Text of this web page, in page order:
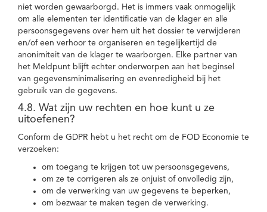
niet worden gewaarborgd. Het is immers vaak onmogelijk
om alle elementen ter identificatie van de klager en alle
persoonsgegevens over hem uit het dossier te verwijderen
en/of een verhoor te organiseren en tegelijkertijd de
anonimiteit van de klager te waarborgen. Elke partner van
het Meldpunt blijft echter onderworpen aan het beginsel
van gegevensminimalisering en evenredigheid bij het
gebruik van de gegevens.
4.8. Wat zijn uw rechten en hoe kunt u ze
uitoefenen?
Conform de GDPR hebt u het recht om de FOD Economie te
verzoeken:
om toegang te krijgen tot uw persoonsgegevens,
om ze te corrigeren als ze onjuist of onvolledig zijn,
om de verwerking van uw gegevens te beperken,
om bezwaar te maken tegen de verwerking.